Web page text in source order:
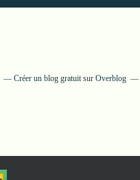
Créer un blog gratuit sur Overblog